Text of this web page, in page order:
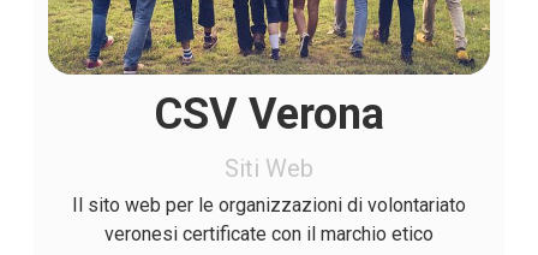
CSV Verona
Siti Web
Il sito web per le organizzazioni di volontariato
veronesi certificate con il marchio etico